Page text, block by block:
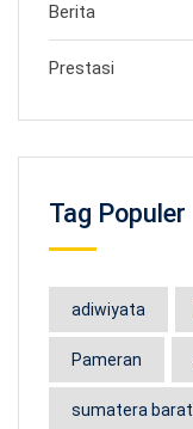
Berita
Prestasi
Tag Populer
adiwiyata
Pameran
sumatera barat